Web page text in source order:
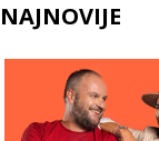
NAJNOVIJE